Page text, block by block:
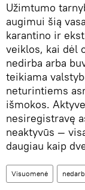
Užimtumo
augimui šią
karantino ir
veiklos, kai dėl
nedirba arba
teikiama
neturintiems
išmokos.
nesiregistravę
neaktyvūs —
daugiau kaip
Visuomenė